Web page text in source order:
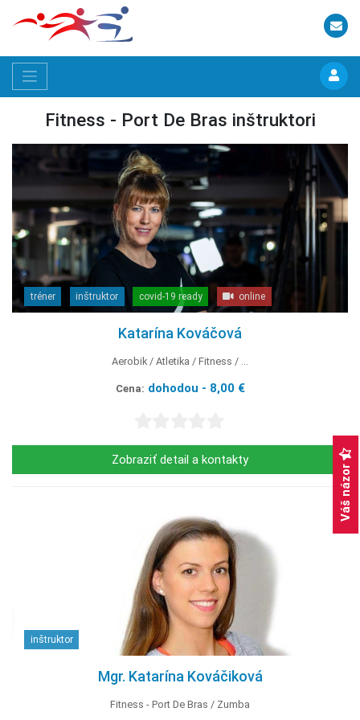
Fitness - Port De Bras inštruktori
tréner inštruktor covid-19 ready online
Katarína Kováčová
Aerobik Atletika Fitness ...
Cena: dohodou - 8,00 €
Zobraziť detail a kontakty
inštruktor
Mgr. Katarína Kováčiková
Fitness - Port De Bras Zumba
Váš názor